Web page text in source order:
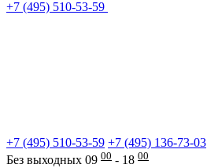
+7 (495) 510-53-59
+7 (495) 510-53-59 +7 (495) 136-73-03
Без выходных 09 00 - 18 00